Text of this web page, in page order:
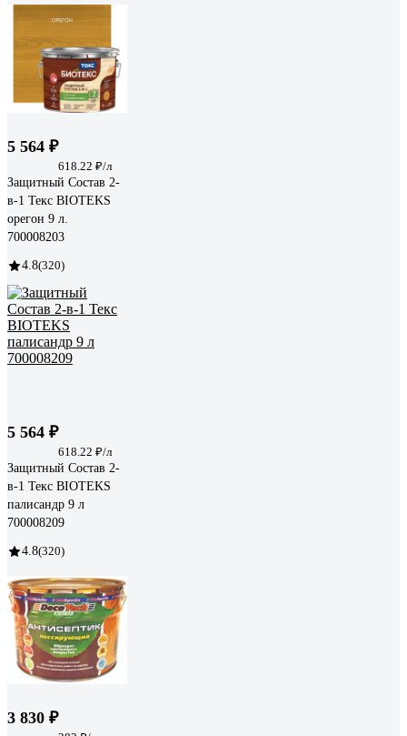
5 564 ₽
618.22 ₽/л
Защитный Состав 2-
в-1 Текс BIOTEKS
орегон 9 л.
700008203
4.8(320)
5 564 ₽
618.22 ₽/л
Защитный Состав 2-
в-1 Текс BIOTEKS
палисандр 9 л
700008209
4.8(320)
3 830 ₽